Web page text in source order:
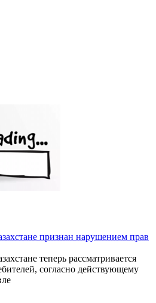
признан нарушением прав
теперь рассматривается
согласно действующему